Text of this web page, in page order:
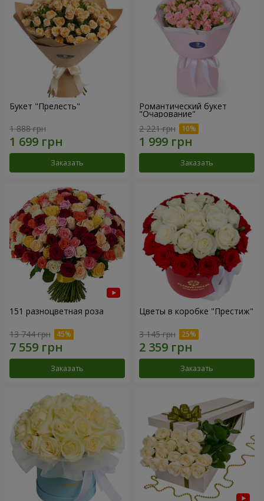
Букет "Прелесть"
1 888 грн
Заказать
Романтический букет
"Очарование"
2 221 грн
Заказать
151 разноцветная роза
13 744 грн
Заказать
Цветы в коробке "Престиж"
3 145 грн
Заказать